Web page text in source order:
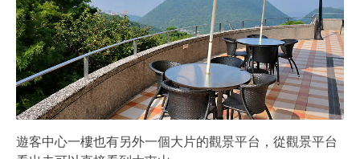
遊客中心一樓也有另外一個大片的觀景平台，從觀景平台